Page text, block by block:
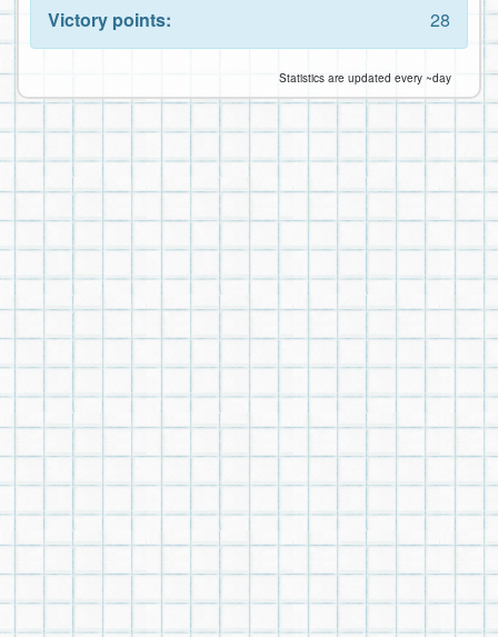
Victory points:
28
Statistics are updated every ~day